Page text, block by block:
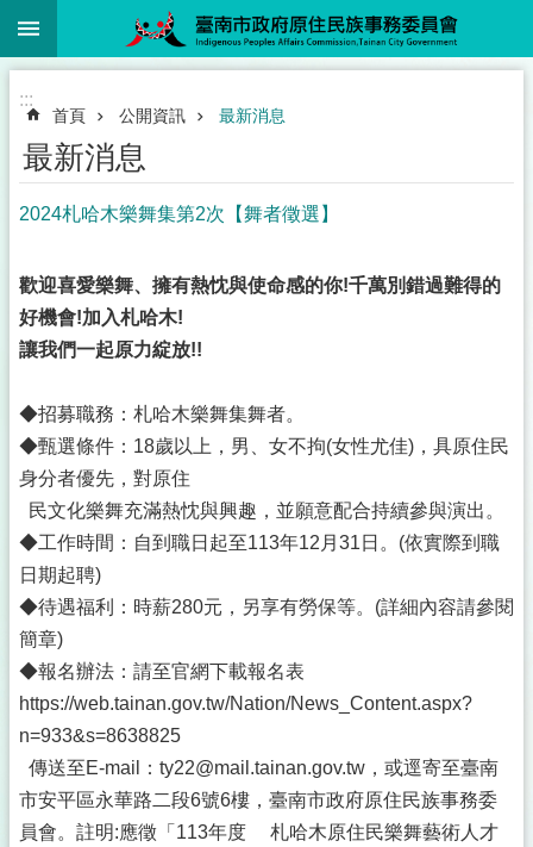
跳到主要內容區塊
:::
首頁 公開資訊 最新消息
最新消息
2024札哈木樂舞集第2次【舞者徵選】
歡迎喜愛樂舞、擁有熱忱與使命感的你!千萬別錯過難得的
好機會!加入札哈木!
讓我們一起原力綻放!!
◆招募職務：札哈木樂舞集舞者。
◆甄選條件：18歲以上，男、女不拘(女性尤佳)，具原住民
身分者優先，對原住
民文化樂舞充滿熱忱與興趣，並願意配合持續參與演出。
◆工作時間：自到職日起至113年12月31日。(依實際到職
日期起聘)
◆待遇福利：時薪280元，另享有勞保等。(詳細內容請參閱
簡章)
◆報名辦法：請至官網下載報名表
https://web.tainan.gov.tw/Nation/News_Content.aspx?
n=933&s=8638825
傳送至E-mail：ty22@mail.tainan.gov.tw，或逕寄至臺南
市安平區永華路二段6號6樓，臺南市政府原住民族事務委
員會。註明:應徵「113年度 札哈木原住民樂舞藝術人才